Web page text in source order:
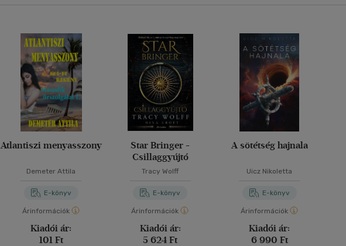
Atlantiszi menyasszony
Demeter Attila
E-könyv
Árinformációk
Kiadói ár:
101 Ft
Star Bringer -
Csillaggyújtó
Tracy Wolff
E-könyv
Árinformációk
Kiadói ár:
5 624 Ft
A sötétség hajnala
Uicz Nikoletta
E-könyv
Árinformációk
Kiadói ár:
6 990 Ft